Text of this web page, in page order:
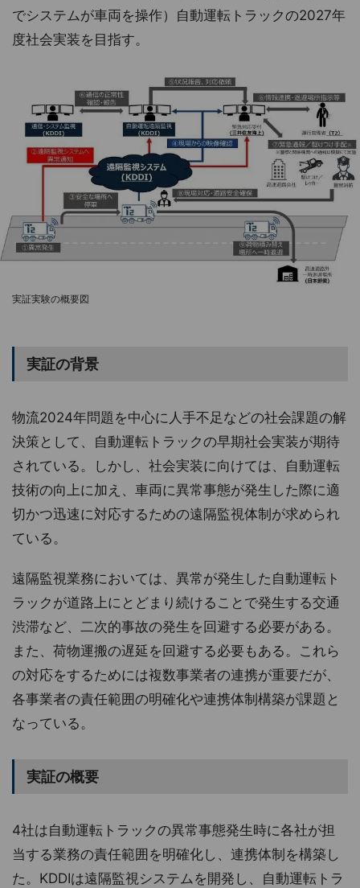
でシステムが車両を操作）自動運転トラックの2027年
度社会実装を目指す。
実証実験の概要図
実証の背景
物流2024年問題を中心に人手不足などの社会課題の解
決策として、自動運転トラックの早期社会実装が期待
されている。しかし、社会実装に向けては、自動運転
技術の向上に加え、車両に異常事態が発生した際に適
切かつ迅速に対応するための遠隔監視体制が求められ
ている。
遠隔監視業務においては、異常が発生した自動運転ト
ラックが道路上にとどまり続けることで発生する交通
渋滞など、二次的事故の発生を回避する必要がある。
また、荷物運搬の遅延を回避する必要もある。これら
の対応をするためには複数事業者の連携が重要だが、
各事業者の責任範囲の明確化や連携体制構築が課題と
なっている。
実証の概要
4社は自動運転トラックの異常事態発生時に各社が担
当する業務の責任範囲を明確化し、連携体制を構築し
た。KDDIは遠隔監視システムを開発し、自動運転トラ